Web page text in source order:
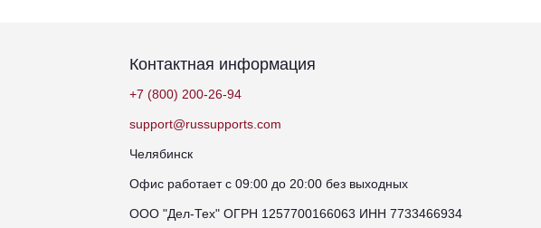
Контактная информация
+7 (800) 200-26-94
support@russupports.com
Челябинск
Офис работает с 09:00 до 20:00 без выходных
ООО "Дел-Тех" ОГРН 1257700166063 ИНН 7733466934